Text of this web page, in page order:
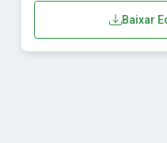
Baixar